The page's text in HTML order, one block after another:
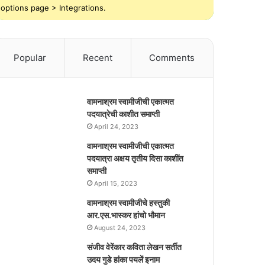
options page > Integrations.
Popular Recent Comments
वामनाश्रम स्वामीजीची एकात्मत
पदयात्रेची काशीत समाप्ती
April 24, 2023
वामनाश्रम स्वामीजीची एकात्मत
पदयात्रा अक्षय तृतीय दिसा काशींत
समाप्ती
April 15, 2023
वामनाश्रम स्वामीजीचे हस्तुकी
आर.एस.भास्कर हांचो भौमान
August 24, 2023
संजीव वेरेंकार कविता लेखन सर्तीत
उदय गुडे हांका पयलें इनाम